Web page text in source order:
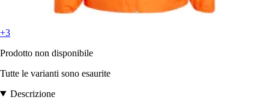
+3
Prodotto non disponibile
Tutte le varianti sono esaurite
Descrizione